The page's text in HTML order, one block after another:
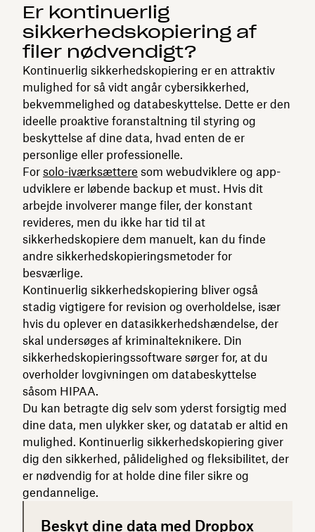
Er kontinuerlig
sikkerhedskopiering af
filer nødvendigt?
Kontinuerlig sikkerhedskopiering er en attraktiv
mulighed for så vidt angår cybersikkerhed,
bekvemmelighed og databeskyttelse. Dette er den
ideelle proaktive foranstaltning til styring og
beskyttelse af dine data, hvad enten de er
personlige eller professionelle.
For solo-iværksættere som webudviklere og app-
udviklere er løbende backup et must. Hvis dit
arbejde involverer mange filer, der konstant
revideres, men du ikke har tid til at
sikkerhedskopiere dem manuelt, kan du finde
andre sikkerhedskopieringsmetoder for
besværlige.
Kontinuerlig sikkerhedskopiering bliver også
stadig vigtigere for revision og overholdelse, især
hvis du oplever en datasikkerhedshændelse, der
skal undersøges af kriminalteknikere. Din
sikkerhedskopieringssoftware sørger for, at du
overholder lovgivningen om databeskyttelse
såsom HIPAA.
Du kan betragte dig selv som yderst forsigtig med
dine data, men ulykker sker, og datatab er altid en
mulighed. Kontinuerlig sikkerhedskopiering giver
dig den sikkerhed, pålidelighed og fleksibilitet, der
er nødvendig for at holde dine filer sikre og
gendannelige.
Beskyt dine data med Dropbox